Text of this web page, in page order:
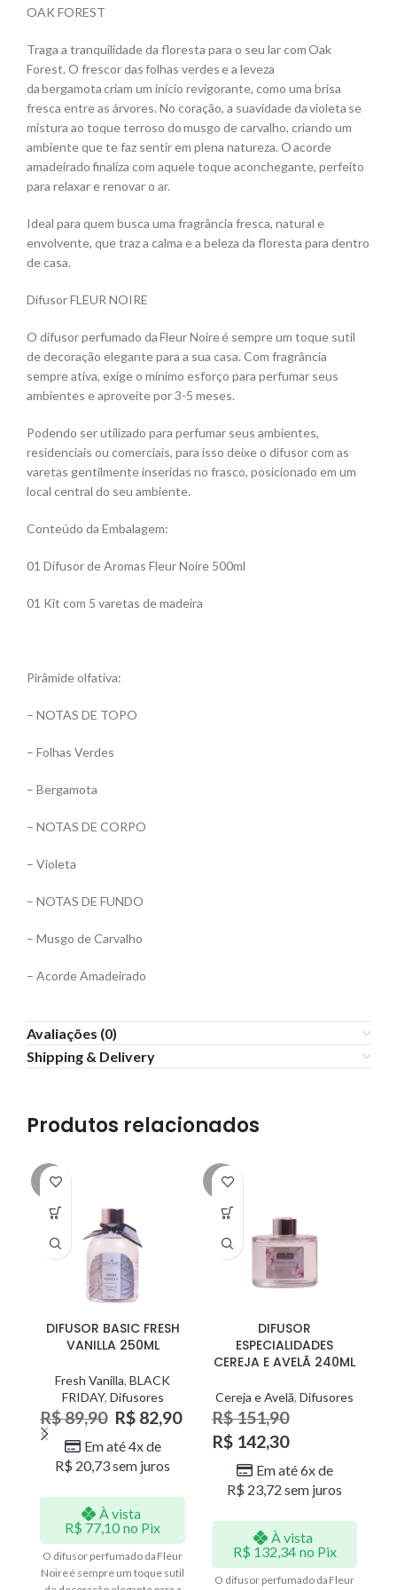
OAK FOREST
Traga a tranquilidade da floresta para o seu lar com Oak
Forest. O frescor das folhas verdes e a leveza
da bergamota criam um início revigorante, como uma brisa
fresca entre as árvores. No coração, a suavidade da violeta se
mistura ao toque terroso do musgo de carvalho, criando um
ambiente que te faz sentir em plena natureza. O acorde
amadeirado finaliza com aquele toque aconchegante, perfeito
para relaxar e renovar o ar.
Ideal para quem busca uma fragrância fresca, natural e
envolvente, que traz a calma e a beleza da floresta para dentro
de casa.
Difusor FLEUR NOIRE
O difusor perfumado da Fleur Noire é sempre um toque sutil
de decoração elegante para a sua casa. Com fragrância
sempre ativa, exige o mínimo esforço para perfumar seus
ambientes e aproveite por 3-5 meses.
Podendo ser utilizado para perfumar seus ambientes,
residenciais ou comerciais, para isso deixe o difusor com as
varetas gentilmente inseridas no frasco, posicionado em um
local central do seu ambiente.
Conteúdo da Embalagem:
01 Difusor de Aromas Fleur Noire 500ml
01 Kit com 5 varetas de madeira
Pirâmide olfativa:
– NOTAS DE TOPO
– Folhas Verdes
– Bergamota
– NOTAS DE CORPO
– Violeta
– NOTAS DE FUNDO
– Musgo de Carvalho
– Acorde Amadeirado
Avaliações (0)
Shipping & Delivery
Produtos relacionados
-8%
DIFUSOR BASIC FRESH
VANILLA 250ML
Fresh Vanilla, BLACK
FRIDAY, Difusores
R$89,90 R$ 82,90
Em até 4x de
R$ 20,73sem juros
À vista
R$ 77,10 no Pix
O difusor perfumado da Fleur
Noire é sempre um toque sutil
-6%
DIFUSOR
ESPECIALIDADES
CEREJA E AVELÃ 240ML
Cereja e Avelã, Difusores
R$151,90
R$ 142,30
Em até 6x de
R$ 23,72 sem juros
À vista
R$ 132,34 no Pix
O difusor perfumado da Fleur